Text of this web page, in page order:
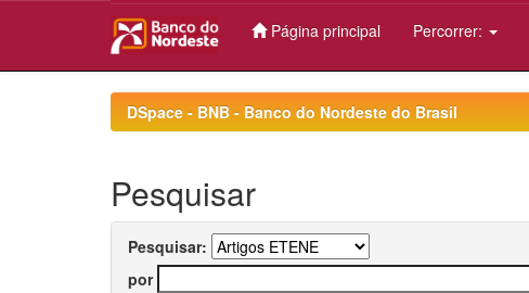
Página principal Percorrer:
DSpace - BNB - Banco do Nordeste do Brasil
Pesquisar
Pesquisar:
por